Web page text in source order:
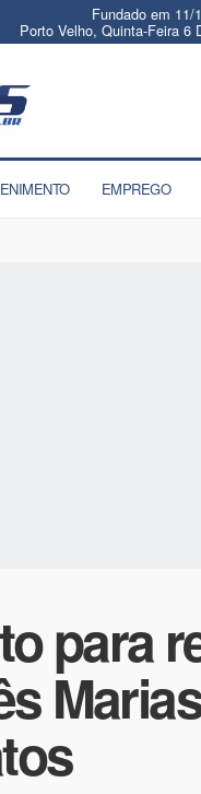
Fundado em 11/
Porto Velho, Quinta-Feira 6
EMPREGO
para